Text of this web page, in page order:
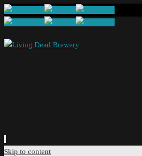
Skip to content